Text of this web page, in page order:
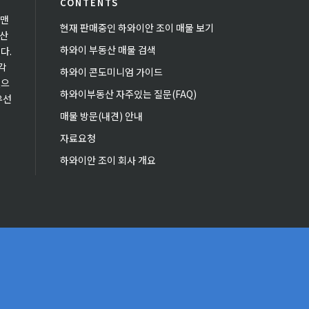
.
현재 판매중인 하와이안 조이 매물 보기
하와이 부동산 매물 검색
하와이 콘도미니엄 가이드
하와이부동산 자주있는 질문(FAQ)
매물 방문(내견) 안내
자료요청
하와이안 조이 회사 개요